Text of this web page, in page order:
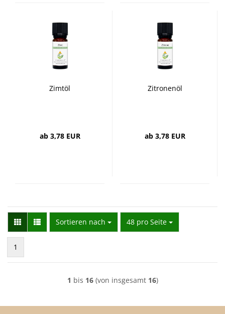
Zimtöl
ab 3,78 EUR
Zitronenöl
ab 3,78 EUR
Sortieren nach
Sortieren nach 48 pro Seite
pro Seite
1
1 bis 16(von insgesamt 16)